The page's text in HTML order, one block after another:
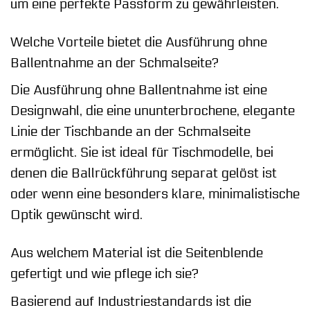
um eine perfekte Passform zu gewährleisten.
Welche Vorteile bietet die Ausführung ohne
Ballentnahme an der Schmalseite?
Die Ausführung ohne Ballentnahme ist eine
Designwahl, die eine ununterbrochene, elegante
Linie der Tischbande an der Schmalseite
ermöglicht. Sie ist ideal für Tischmodelle, bei
denen die Ballrückführung separat gelöst ist
oder wenn eine besonders klare, minimalistische
Optik gewünscht wird.
Aus welchem Material ist die Seitenblende
gefertigt und wie pflege ich sie?
Basierend auf Industriestandards ist die